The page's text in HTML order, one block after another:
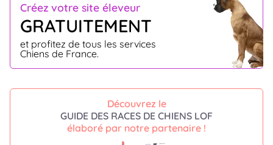
Créez votre site éleveur
GRATUITEMENT
et profitez de tous les services
Chiens de France.
Découvrez le
GUIDE DES RACES DE CHIENS LOF
élaboré par notre partenaire !